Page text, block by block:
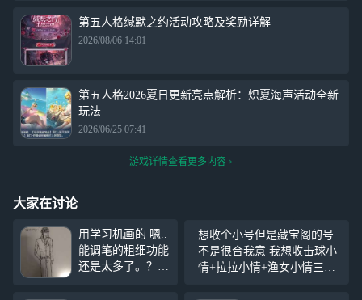
第五人格缄默之约活动攻略及奖励详解
2026/08/06 14:01
第五人格2026夏日更新亮点解析：炽夏海声活动全新
玩法
2026/06/25 07:41
游戏详情查看更多内容
大家在讨论
用学习机画的 嗯..
能调笔的粗细功能
还是太多了。？上
想收个小号但是藏宝阁的号
不是很合我意 我想收击球小
情+拉拉小情+渔女小情三种